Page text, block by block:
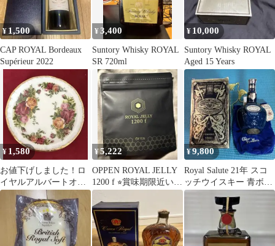
¥ 1,500
CAP ROYAL Bordeaux
Supérieur 2022
¥3,400
Suntory Whisky ROYAL
SR 720ml
¥ 10,000
Suntory Whisky ROYAL
Aged 15 Years
¥ 1,580
お値下げしました！ロ
イヤルアルバートオー
ルドカントリーロー
ズ 皿
¥5,222
OPPEN ROYAL JELLY
1200 f ⭐︎賞味期限近い為
値下げ
¥9,800
Royal Salute 21年 スコ
ッチウイスキー 青ボト
ル